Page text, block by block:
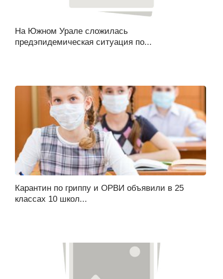
На Южном Урале сложилась
предэпидемическая ситуация по...
Карантин по гриппу и ОРВИ объявили в 25
классах 10 школ...